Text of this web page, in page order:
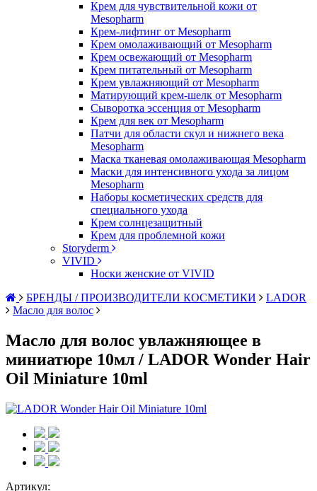
Крем для чувствительной кожи от
Mesopharm
Крем-лифтинг от Mesopharm
Крем омолаживающий от Mesopharm
Крем освежающий от Mesopharm
Крем питательный от Mesopharm
Крем увлажняющий от Mesopharm
Матирующий крем-шелк от Mesopharm
Сыворотка эссенция от Mesopharm
Крем для век от Mesopharm
Патчи для области скул и нижнего века
Mesopharm
Маска тканевая омолаживающая Mesopharm
Маски для интенсивного ухода за лицом
Mesopharm
Наборы косметических средств для
специального ухода
Крем солнцезащитный
Крем для проблемной кожи
Storyderm
VIVID
Носки женские от VIVID
БРЕНДЫ / ПРОИЗВОДИТЕЛИ КОСМЕТИКИ
LADOR
Масло для волос
Масло для волос увлажняющее в
миниатюре 10мл / LADOR Wonder Hair
Oil Miniature 10ml
Артикул: